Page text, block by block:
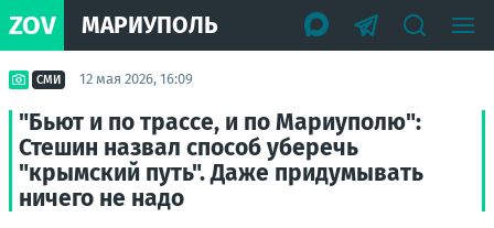
ZOV МАРИУПОЛЬ
СМИ 12 мая 2026, 16:09
"Бьют и по трассе, и по Мариуполю":
Стешин назвал способ уберечь
"крымский путь". Даже придумывать
ничего не надо